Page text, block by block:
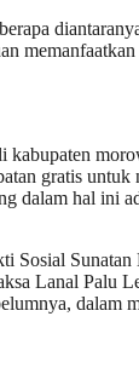
gratis
hal ini
Sosial
Lanal
dalam